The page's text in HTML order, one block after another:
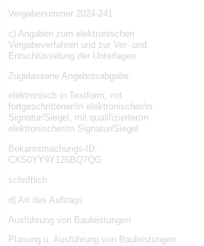
Vergabenummer 2024-241
c) Angaben zum elektronischen
Vergabeverfahren und zur Ver- und
Entschlüsselung der Unterlagen
Zugelassene Angebotsabgabe:
elektronisch in Textform, mit
fortgeschrittener/m elektronischer/m
Signatur/Siegel, mit qualifizierter/m
elektronischer/m Signatur/Siegel
Bekanntmachungs-ID:
CXS0YY9Y126BQ7QG
schriftlich
d) Art des Auftrags
Ausführung von Bauleistungen
Planung u. Ausführung von Bauleistungen